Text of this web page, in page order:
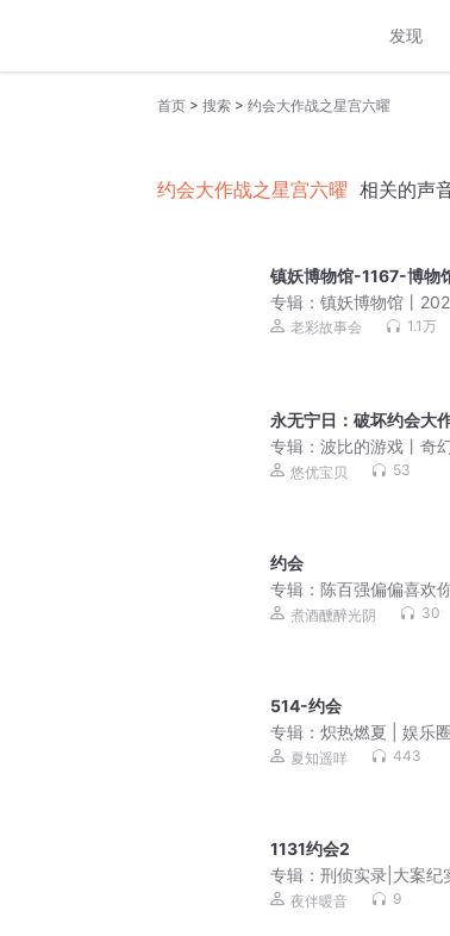
发现
首页 > 搜索 > 约会大作战之星宫六曜
约会大作战之星宫六曜 相关的声
镇妖博物馆-1167-博物
专辑： 镇妖博物馆丨
书|老彩&乔津津
老彩故事会 1.1万
永无宁日：破坏约会大
专辑： 波比的游戏丨奇
常丨悠优宝贝
悠优宝贝 53
约会
专辑： 陈百强偏偏喜欢
制的天真色泽
煮酒醺醉光阴 30
514-约会
专辑： 炽热燃夏 | 娱乐
| 破镜重圆|HE
夏知遥咩 443
1131约会2
专辑： 刑侦实录|大案纪
吕鹏同款
夜伴暖音 9